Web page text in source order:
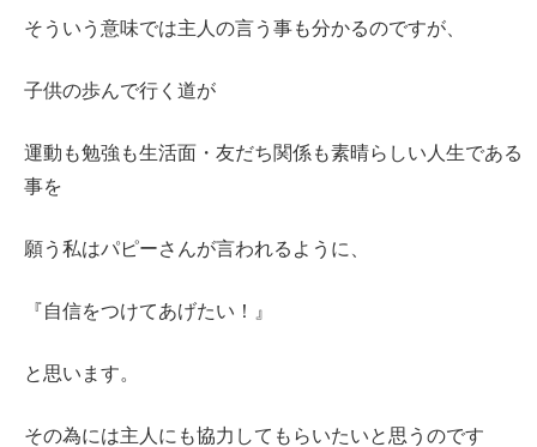
そういう意味では主人の言う事も分かるのですが、
子供の歩んで行く道が
運動も勉強も生活面・友だち関係も素晴らしい人生である
事を
願う私はパピーさんが言われるように、
『自信をつけてあげたい！』
と思います。
その為には主人にも協力してもらいたいと思うのです